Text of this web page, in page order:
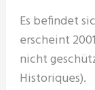
Es befindet
erscheint
nicht
Historiques).